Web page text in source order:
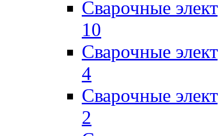
Сварочные
10
Сварочные
4
Сварочные
2